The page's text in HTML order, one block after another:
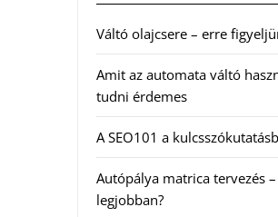
Váltó olajcsere – erre
Amit az automata váltó
tudni érdemes
A SEO101 a
Autópálya matrica tervezés
legjobban?